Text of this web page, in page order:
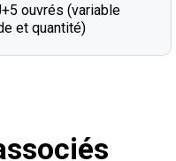
ouvrés (variable
et quantité)